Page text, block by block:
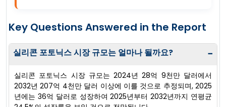
Key Questions Answered in the Report
실리콘 포토닉스 시장 규모는 얼마나 될까요? −
실리콘 포토닉스 시장 규모는 2024년 28억 9천만 달러에서
2032년 207억 4천만 달러 이상에 이를 것으로 추정되며, 2025
년에는 36억 달러로 성장하여 2025년부터 2032년까지 연평균